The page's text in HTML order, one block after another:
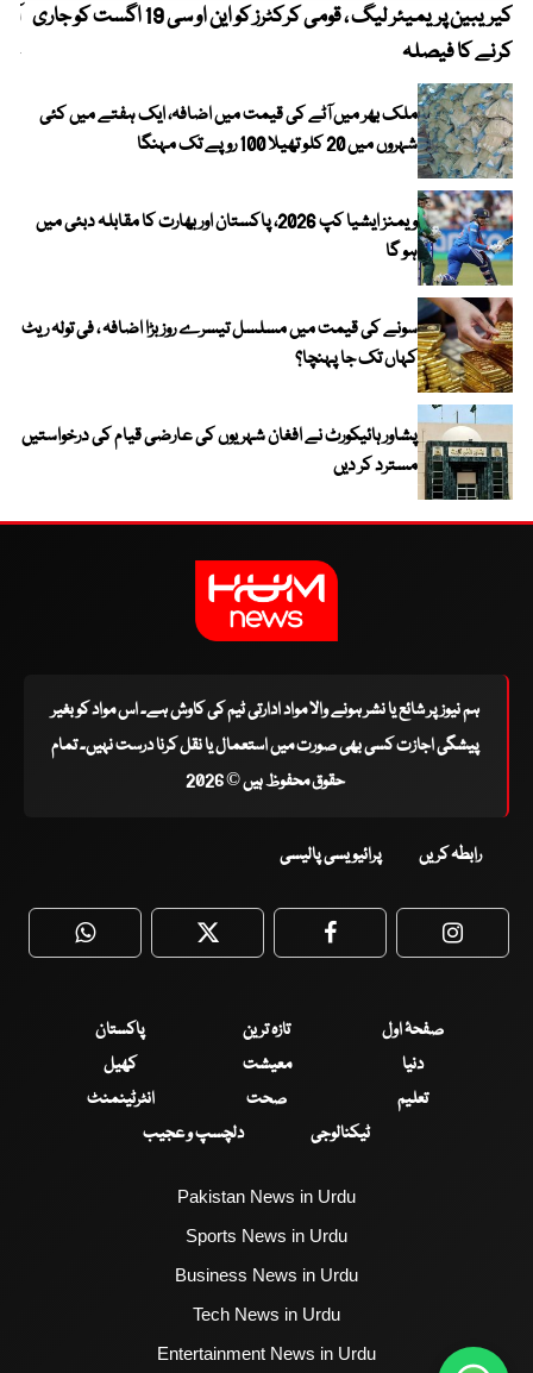
کیریبین پریمیئر لیگ ، قومی کرکٹرز کو این او سی 19 اگست کو جاری
کرنے کا فیصلہ
ملک بھر میں آٹے کی قیمت میں اضافہ، ایک ہفتے میں کئی
شہروں میں 20 کلو تھیلا 100 روپے تک مہنگا
ویمنز ایشیا کپ 2026، پاکستان اور بھارت کا مقابلہ دبئی میں
ہو گا
سونے کی قیمت میں مسلسل تیسرے روز بڑا اضافہ ، فی تولہ ریٹ
کہاں تک جا پہنچا؟
پشاور ہائیکورٹ نے افغان شہریوں کی عارضی قیام کی درخواستیں
مسترد کر دیں
ہم نیوز پر شائع یا نشر ہونے والا مواد ادارتی ٹیم کی کاوش ہے۔ اس مواد کو بغیر
پیشگی اجازت کسی بھی صورت میں استعمال یا نقل کرنا درست نہیں۔ تمام
حقوق محفوظ ہیں © 2026
رابطہ کریں پرائیویسی پالیسی
WhatsApp Twitter Facebook
صفحۂ اول تازہ ترین
پاکستان
دنیا
معیشت
کھیل
تعلیم
صحت
انٹرٹینمنٹ
ٹیکنالوجی
دلچسپ و عجیب
Pakistan News in Urdu
Sports News in Urdu
Business News in Urdu
Tech News in Urdu
Entertainment News in Urdu